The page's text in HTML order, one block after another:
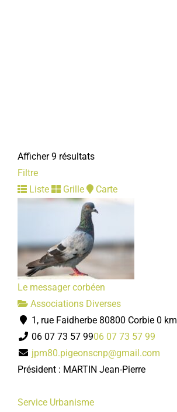
10, parking de l'Enclos 80800 Corbie
03 22 96 43 26
ram@mairie-corbie.fr
Centre technique municipal
Services municipaux
35 rue Gambetta 80800 Corbie
03 22 96 43 2203 22 96 43 22
accueil.ctm@mairie-corbie.fr
Mairie
Afficher 9 résultats
Filtre
Liste
Grille Carte
Le messager corbéen
Associations Diverses
1, rue Faidherbe 80800 Corbie 0 km
06 07 73 57 9906 07 73 57 99
jpm80.pigeonscnp@gmail.com
Président : MARTIN Jean-Pierre
Service Urbanisme